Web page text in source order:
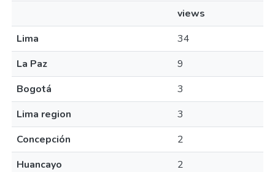
views
Lima
34
La Paz
9
Bogotá
3
Lima region
3
Concepción
2
Huancayo
2